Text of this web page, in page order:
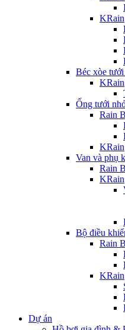
KRain
Béc xòe
KRain
Ống tưới
Rain
KRain
Van và phụ
Rain
KRain
Bộ điều
Rain
KRain
Dự án